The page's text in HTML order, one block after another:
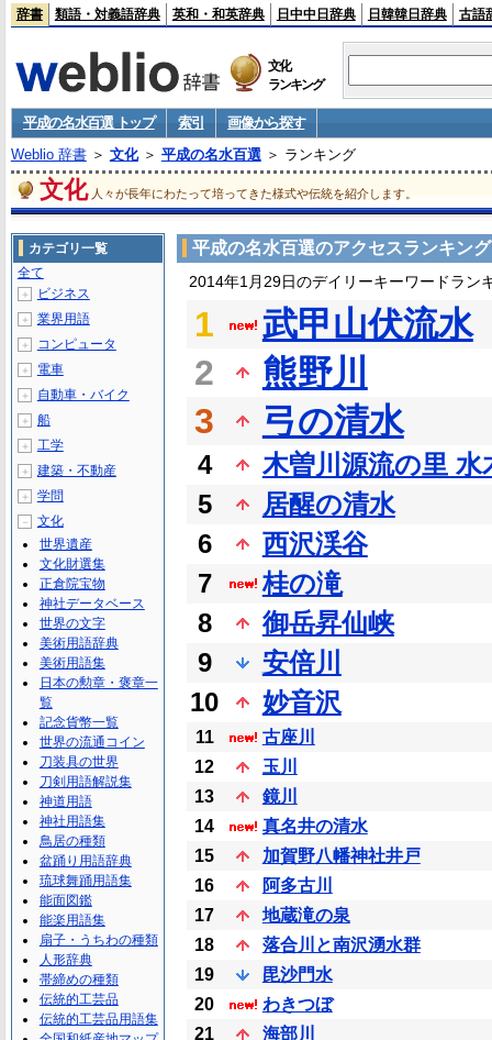
辞書 類語・対義語辞典 英和・和英辞典 日中中日辞典 日韓韓日辞典 古語
文化
ランキング
平成の名水百選 トップ 索引
画像から探す
Weblio 辞書＞ 文化＞ 平成の名水百選＞ ランキング
文化 人々が長年にわたって培ってきた様式や伝統を紹介します。
平成の名水百選のアクセスランキング
2014年1月29日のデイリーキーワードラン
1
武甲山伏流水
2
熊野川
3
弓の清水
4
木曽川源流の里 水
5
居醒の清水
6
西沢渓谷
7
桂の滝
8
御岳昇仙峡
9
安倍川
10
妙音沢
11
古座川
12
玉川
13
鏡川
14
真名井の清水
15
加賀野八幡神社井戸
16
阿多古川
17
地蔵滝の泉
18
落合川と南沢湧水群
19
毘沙門水
20
わきつぼ
21
海部川
カテゴリ一覧
全て
＋ ビジネス
＋ 業界用語
＋ コンピュータ
＋ 電車
＋ 自動車・バイク
＋ 船
＋ 工学
＋ 建築・不動産
＋ 学問
－
文化
世界遺産
文化財選集
正倉院宝物
神社データベース
世界の文字
美術用語辞典
美術用語集
日本の勲章・褒章一
覧
記念貨幣一覧
世界の流通コイン
刀装具の世界
刀剣用語解説集
神道用語
神社用語集
鳥居の種類
盆踊り用語辞典
琉球舞踊用語集
能面図鑑
能楽用語集
扇子・うちわの種類
人形辞典
帯締めの種類
伝統的工芸品
伝統的工芸品用語集